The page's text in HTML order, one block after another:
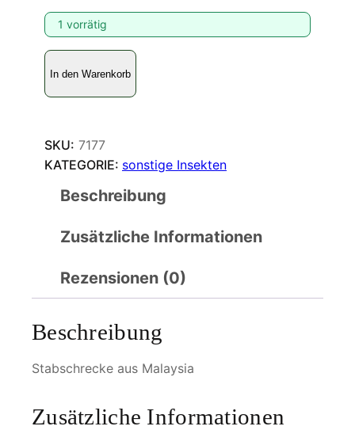
1 vorrätig
S
a
s
c
M
n
e
In den Warenkorb
SKU: 7177
KATEGORIE: sonstige Insekten
Beschreibung
Zusätzliche Informationen
Rezensionen (0)
Beschreibung
Stabschrecke aus Malaysia
Zusätzliche Informationen